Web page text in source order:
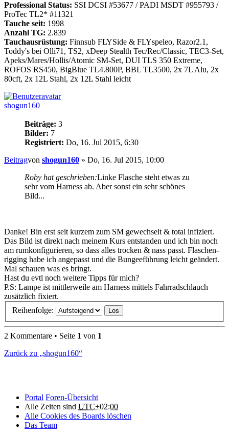
Professional Status: SSI DCSI #53677 / PADI MSDT #955793 /
ProTec TL2* #11321
Tauche seit: 1998
Anzahl TG: 2.839
Tauchausrüstung: Finnsub FLYSide & FLYspeleo, Razor2.1,
Toddy's bei Olli71, TS2, xDeep Stealth Tec/Rec/Classic, TEC3-Set,
Apeks/Mares/Hollis/Atomic SM-Set, DUI TLS 350 Extreme,
ROFOS RS450, BigBlue TL4.800P, BBL TL3500, 2x 7L Alu, 2x
80cft, 2x 12L Stahl, 2x 12L Stahl leicht
shogun160
Beiträge: 3
Bilder: 7
Registriert: Do, 16. Jul 2015, 6:30
Beitragvon shogun160 » Do, 16. Jul 2015, 10:00
Roby hat geschrieben:Linke Flasche steht etwas zu
sehr vom Harness ab. Aber sonst ein sehr schönes
Bild...
Danke! Bin erst seit kurzem zum SM gewechselt & total infiziert.
Das Bild ist direkt nach meinem Kurs entstanden und ich bin noch
am rumkonfigurieren, so dass alles trocken & nass passt. Flaschen-
rigging habe ich angepasst und die Bungeeführung leicht geändert.
Mal schauen was es bringt.
Hast du evtl noch weitere Tipps für mich?
P.S: Lampe ist mittlerweile am Harness mittels Fahrradschlauch
zusätzlich fixiert.
Reihenfolge:
2 Kommentare • Seite 1 von 1
Zurück zu „shogun160“
Portal Foren-Übersicht
Alle Zeiten sind UTC+02:00
Alle Cookies des Boards löschen
Das Team